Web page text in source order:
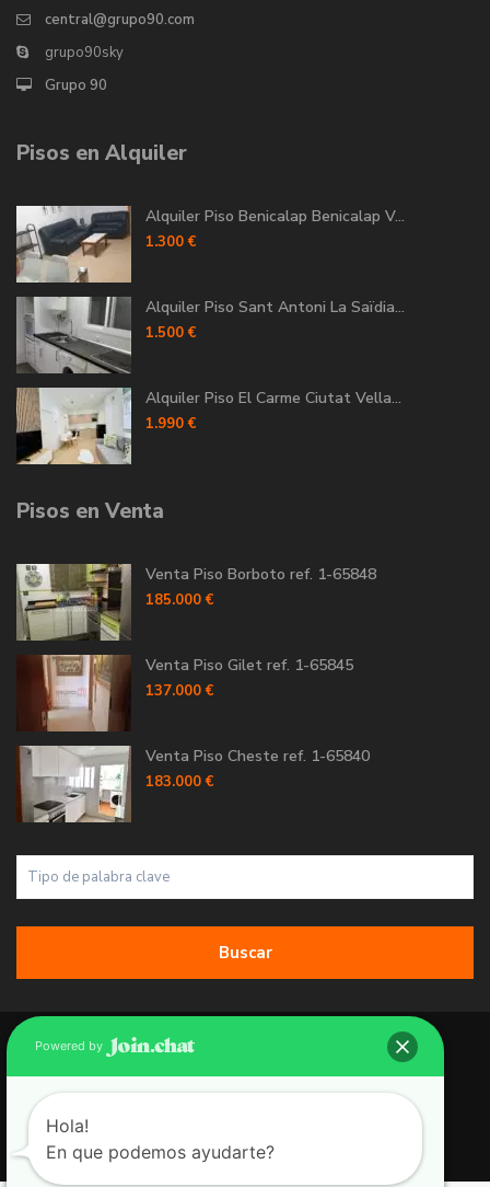
central@grupo90.com
grupo90sky
Grupo 90
Pisos en Alquiler
Alquiler Piso Benicalap Benicalap V...
1.300 €
Alquiler Piso Sant Antoni La Saïdia...
1.500 €
Alquiler Piso El Carme Ciutat Vella...
1.990 €
Pisos en Venta
Venta Piso Borboto ref. 1-65848
185.000 €
Venta Piso Gilet ref. 1-65845
137.000 €
Venta Piso Cheste ref. 1-65840
183.000 €
Buscar
Copyright 2026 | Grupo 90 inmobiliarias. All Rights Reserved.
Política de Cookies
Política de Privacidad
Aviso Legal
Powered by
Hola!
En que podemos ayudarte?